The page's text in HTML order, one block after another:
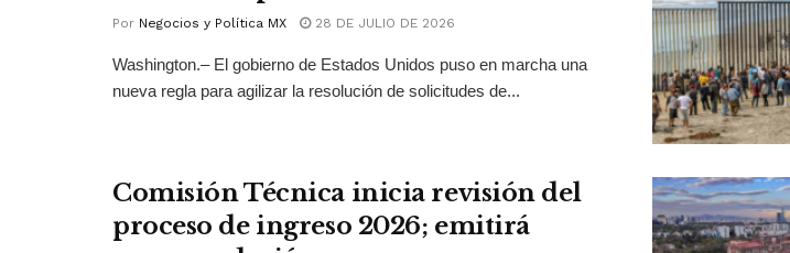
Por Negocios y Política MX 28 DE JULIO DE 2026
Washington.– El gobierno de Estados Unidos puso en marcha una
nueva regla para agilizar la resolución de solicitudes de...
Comisión Técnica inicia revisión del
proceso de ingreso 2026; emitirá